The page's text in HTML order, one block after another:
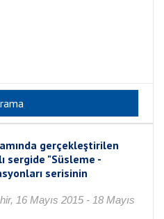
gerçekleştirilen
sergide "Süsleme -
serisinin
16 Mayıs 2015 - 18 Mayıs